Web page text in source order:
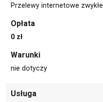
Przelewy internetowe zwykłe
Opłata
0 zł
Warunki
nie dotyczy
Usługa